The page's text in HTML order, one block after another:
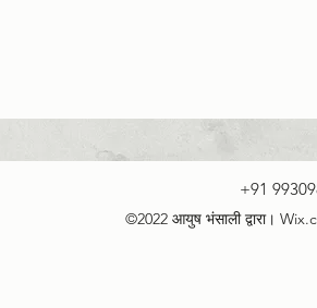
+91
©2022 आयुष भंसाली द्वारा।